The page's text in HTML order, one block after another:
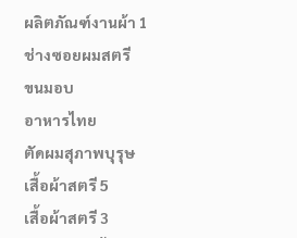
ผลิตภัณฑ์งานผ้า 1
ช่างซอยผมสตรี
ขนมอบ
อาหารไทย
ตัดผมสุภาพบุรุษ
เสื้อผ้าสตรี 5
เสื้อผ้าสตรี 3